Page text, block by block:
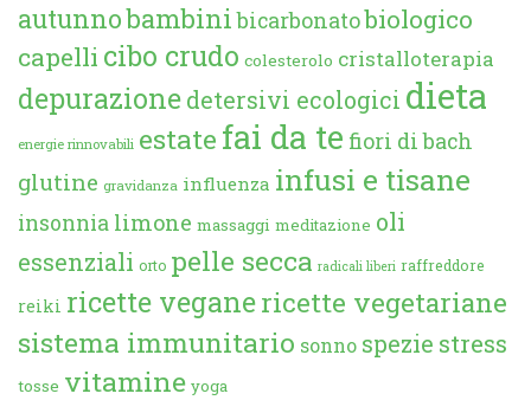
autunnobambini bicarbonatobiologico
capelli cibo crudo colesterolo cristalloterapia
depurazione detersivi ecologici dieta
energie rinnovabili estate fai da te fiori di bach
glutine gravidanza influenza infusi e tisane
insonnia limone massaggi meditazione oli
essenziali orto pelle secca radicali liberi raffreddore
reiki ricette veganericette vegetariane
sistema immunitario sonno spezie stress
tosse vitamine yoga